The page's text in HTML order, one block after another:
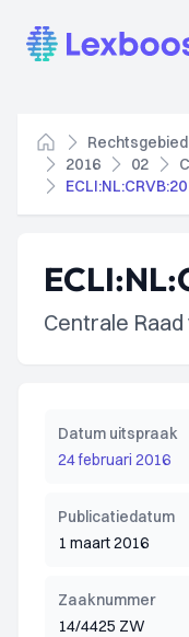
Lexboost
Home2016
02
Centrale
Datum uitspraak
24 februari 2016
Publicatiedatum
1 maart 2016
Zaaknummer
14/4425 ZW